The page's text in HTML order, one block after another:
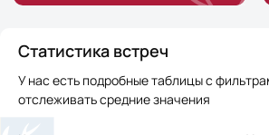
Статистика встреч
У нас есть подробные таблицы с
отслеживать средние значения